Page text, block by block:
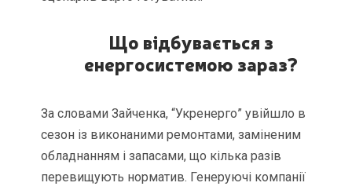
Що відбувається з
енергосистемою зараз?
За словами Зайченка, “Укренерго” увійшло в
сезон із виконаними ремонтами, заміненим
обладнанням і запасами, що кілька разів
перевищують норматив. Генеруючі компанії